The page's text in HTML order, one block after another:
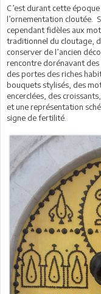
C’est durant cette
l’ornementation cloutée.
cependant fidèles aux
traditionnel du cloutage,
conserver de l’ancien
rencontre dorénavant
des portes des riches
bouquets stylisés, des
encerclées, des
et une représentation
signe de fertilité.